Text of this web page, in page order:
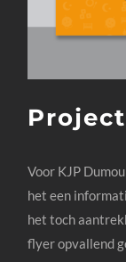
Voor KJP
het een
het toch
flyer opvallend